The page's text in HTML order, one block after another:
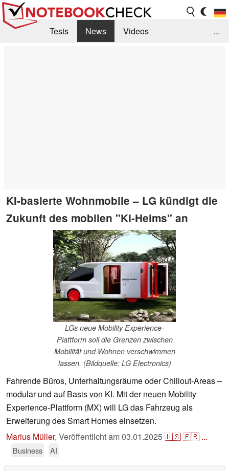
Tests News
Videos
...
KI-basierte Wohnmobile – LG kündigt die
Zukunft des mobilen "KI-Heims" an
LGs neue Mobility Experience-
Plattform soll die Grenzen zwischen
Mobilität und Wohnen verschwimmen
lassen. (Bildquelle: LG Electronics)
Fahrende Büros, Unterhaltungsräume oder Chillout-Areas –
modular und auf Basis von KI. Mit der neuen Mobility
Experience-Plattform (MX) will LG das Fahrzeug als
Erweiterung des Smart Homes einsetzen.
Marius Müller, Veröffentlicht am03.01.2025🇺🇸🇫🇷 ...
Business AI